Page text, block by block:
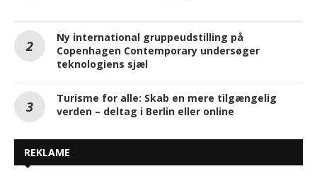
Ny international gruppeudstilling på
Copenhagen Contemporary undersøger
teknologiens sjæl
Turisme for alle: Skab en mere tilgængelig
verden – deltag i Berlin eller online
REKLAME